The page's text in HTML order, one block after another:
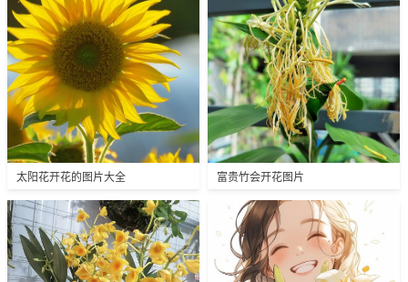
太阳花开花的图片大全 富贵竹会开花图片